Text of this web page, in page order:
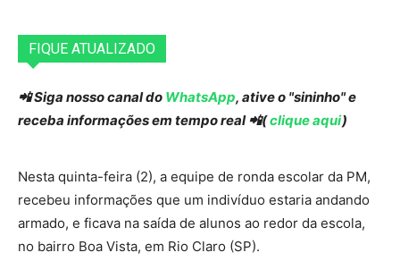
FIQUE ATUALIZADO
📲 Siga nosso canal do WhatsApp, ative o "sininho" e
receba informações em tempo real 📲(clique aqui)
Nesta quinta-feira (2), a equipe de ronda escolar da PM,
recebeu informações que um indivíduo estaria andando
armado, e ficava na saída de alunos ao redor da escola,
no bairro Boa Vista, em Rio Claro (SP).